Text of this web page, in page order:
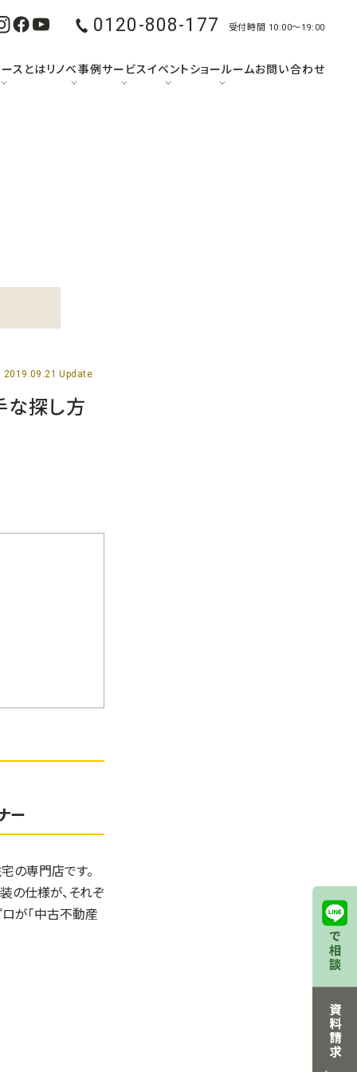
0120-808-177 受付時間 10:00〜19:00
ースとはリノベ事例サービスイベントショールームお問い合わせ
2019.09.21 Update
な探し方
ー
の専門店です。
の仕様が、それぞ
ロが「中古不動産